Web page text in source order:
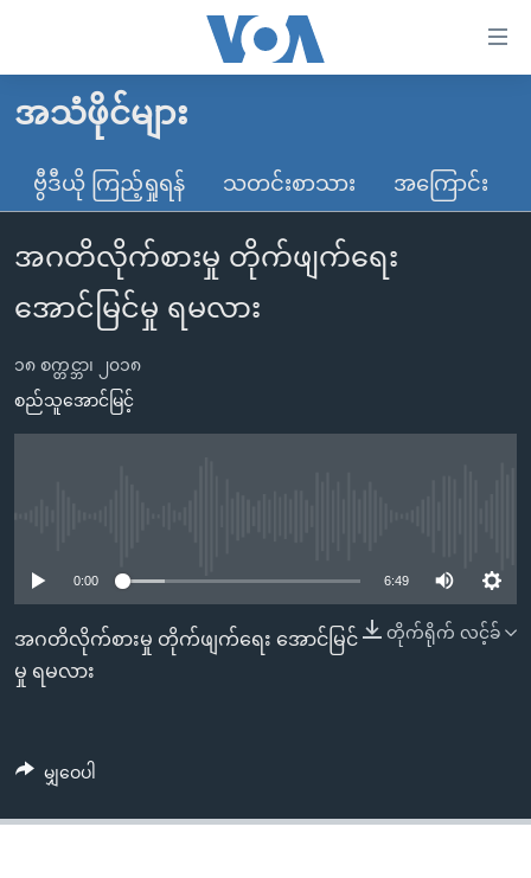
လွယ်ကူ
သည့်
များ
ပင်မ
သို့
ကျော်
ညွန်း
စာမျက်နှာ
သို့
ကျော်
ရှာဖွေ
နေရာ
မူလစာမျက်နှာ
မြန်မာ
ကမ္ဘာ့သတင်းများ
နိုင်ငံတကာ
အမေရိကန်
အစ္စရေး-ပါလက်စတိုင်း
ဗွီဒီယို
သတင်းလွတ်လပ်ခွင့်
ရပ်ဝန်းတခု လမ်းတခု အလွန်
အင်္ဂလိပ်စာလေ့လာမယ်
Learning English
ဗွီအိုအေ လူမှုကွန်ယက်များ
အသံဖိုင်များ
ဗွီဒီယို ကြည့်ရှုရန် သတင်းစာသား အကြောင်း
အဂတိလိုက်စားမှု တိုက်ဖျက်ရေး
အောင်မြင်မှု ရမလား
၁၈ စက္တင္ဘာ၊ ၂၀၁၈
စည်သူအောင်မြင့်
0:00 6:49
တိုက်ရိုက် လင့်ခ်
အဂတိလိုက်စားမှု တိုက်ဖျက်ရေး အောင်မြင်
မှု ရမလား
မျှဝေပါ